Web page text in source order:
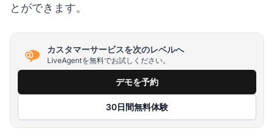
とができます。
カスタマーサービスを次のレベルへ
LiveAgentを無料でお試しください。
デモを予約
30日間無料体験